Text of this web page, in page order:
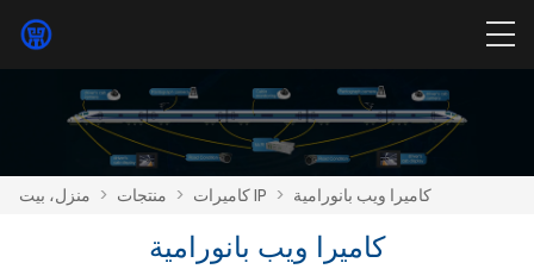
منزل، بيت > منتجات > كاميرات IP > كاميرا ويب بانورامية
كاميرا ويب بانورامية